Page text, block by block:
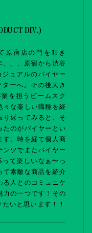
DIV.)
原宿店の門を叩き
、、原宿から渋谷
ュアルのバイヤー
ーへ。その後大き
を担うビームスク
々な楽しい職種を経
り返ってみると、そ
たのがバイヤーとい
す。時を経て個人商
ンツでまたバイヤー
て楽しいなぁ〜っ
て素敵な商品を紹介
る人とのコミュニケ
力の一つです！その
いと思います！！